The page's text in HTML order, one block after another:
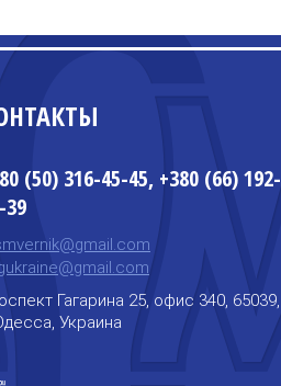
(50) 316-45-45, +380 (66) 192-
39
Гагарина 25, офис 340, 65039,
Украина